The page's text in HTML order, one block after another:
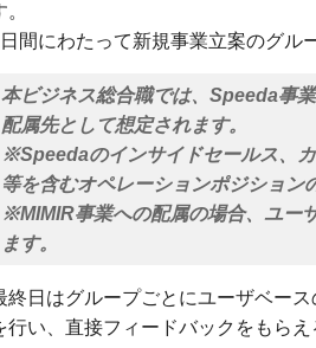
。
間にわたって新規事業立案のグル
本ビジネス総合職では、Speeda事
配属先として想定されます。
※Speedaのインサイドセールス、
等を含むオペレーションポジション
※MIMIR事業への配属の場合、ユー
ます。
終日はグループごとにユーザベー
行い、直接フィードバックをもら